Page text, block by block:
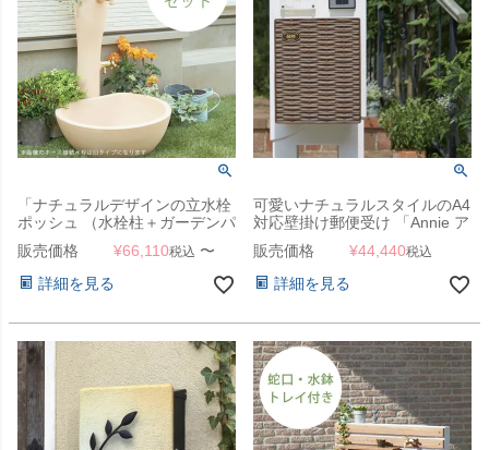
「ナチュラルデザインの立水栓
ポッシュ （水栓柱＋ガーデンパ
ン＋蛇口2個セット）」
販売価格 ¥66,110税込 〜
詳細を見る
可愛いナチュラルスタイルのA4
対応壁掛け郵便受け 「Annie ア
ニー」
販売価格 ¥44,440税込
詳細を見る